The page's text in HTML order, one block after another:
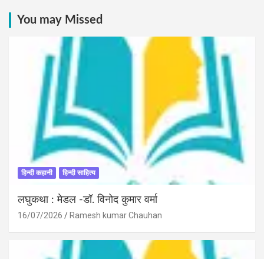
You may Missed
हिन्दी कहानी हिन्दी साहित्य
लघुकथा : मेडल -डॉ. विनोद कुमार वर्मा
16/07/2026 Ramesh kumar Chauhan